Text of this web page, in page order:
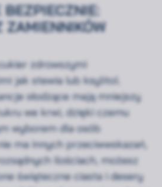
ZAMIENNIKÓW
zdrowszymi
jak stewia lub ksylitol.
słodzące mają mniejszy
we krwi, dzięki czemu
wyborem dla osób
ma innych przeciwwskazań,
ilościach, możesz
świąteczne ciasta i desery